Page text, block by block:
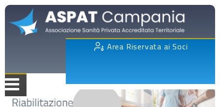
Area Riservata ai Soci